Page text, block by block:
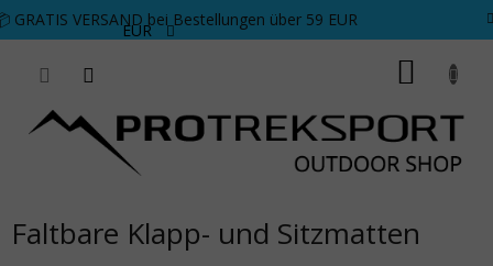
Zum Inhalt springen
GRATIS VERSAND bei Bestellungen über 59 EUR
EUR
Faltbare Klapp- und Sitzmatten